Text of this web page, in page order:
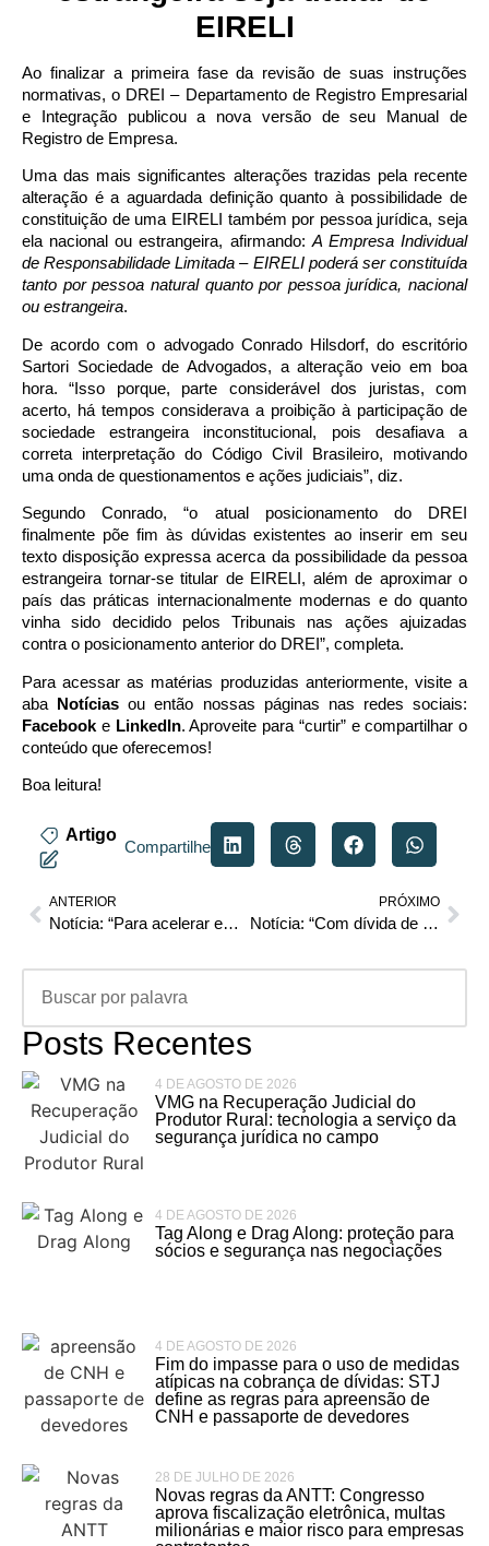
EIRELI
Ao finalizar a primeira fase da revisão de suas instruções
normativas, o DREI – Departamento de Registro Empresarial
e Integração publicou a nova versão de seu Manual de
Registro de Empresa.
Uma das mais significantes alterações trazidas pela recente
alteração é a aguardada definição quanto à possibilidade de
constituição de uma EIRELI também por pessoa jurídica, seja
ela nacional ou estrangeira, afirmando: A Empresa Individual
de Responsabilidade Limitada – EIRELI poderá ser constituída
tanto por pessoa natural quanto por pessoa jurídica, nacional
ou estrangeira.
De acordo com o advogado Conrado Hilsdorf, do escritório
Sartori Sociedade de Advogados, a alteração veio em boa
hora. “Isso porque, parte considerável dos juristas, com
acerto, há tempos considerava a proibição à participação de
sociedade estrangeira inconstitucional, pois desafiava a
correta interpretação do Código Civil Brasileiro, motivando
uma onda de questionamentos e ações judiciais”, diz.
Segundo Conrado, “o atual posicionamento do DREI
finalmente põe fim às dúvidas existentes ao inserir em seu
texto disposição expressa acerca da possibilidade da pessoa
estrangeira tornar-se titular de EIRELI, além de aproximar o
país das práticas internacionalmente modernas e do quanto
vinha sido decidido pelos Tribunais nas ações ajuizadas
contra o posicionamento anterior do DREI”, completa.
Para acessar as matérias produzidas anteriormente, visite a
aba Notícias ou então nossas páginas nas redes sociais:
Facebook e LinkedIn. Aproveite para “curtir” e compartilhar o
conteúdo que oferecemos!
Boa leitura!
Artigo
Compartilhe
ANTERIOR
Notícia: “Para acelerar economia, governo quer mudar lei de recuperação judicial”
PRÓXIMO
Notícia: “Com dívida de R$ 2,3 milhões, lojas de grife em shoppings de Cuiabá pedem recuperação judicial”
Posts Recentes
4 DE AGOSTO DE 2026
VMG na Recuperação Judicial do
Produtor Rural: tecnologia a serviço da
segurança jurídica no campo
4 DE AGOSTO DE 2026
Tag Along e Drag Along: proteção para
sócios e segurança nas negociações
4 DE AGOSTO DE 2026
Fim do impasse para o uso de medidas
atípicas na cobrança de dívidas: STJ
define as regras para apreensão de
CNH e passaporte de devedores
28 DE JULHO DE 2026
Novas regras da ANTT: Congresso
aprova fiscalização eletrônica, multas
milionárias e maior risco para empresas